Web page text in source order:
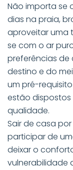
Não importa se
dias na praia,
aproveitar uma
se com o ar
preferências
destino e do
um pré-
estão
qualidade.
Sair de casa
participar de
deixar o
vulnerabilidade